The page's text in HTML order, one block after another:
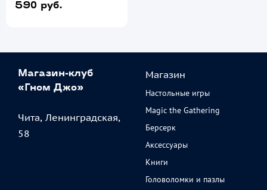
590 руб.
Магазин-клуб
«Гном Джо»
Чита, Ленинградская,
58
Магазин
Настольные игры
Magic the Gathering
Берсерк
Аксессуары
Книги
Головоломки и пазлы